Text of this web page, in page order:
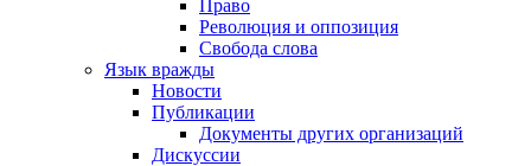
Право
Революция и оппозиция
Свобода слова
Язык вражды
Новости
Публикации
Документы других организаций
Дискуссии